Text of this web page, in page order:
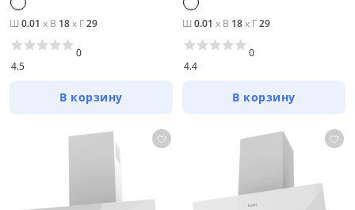
Ш 0.01 x В 18x Г29
4.5
0
В корзину
Ш 0.01 x В 18x Г29
4.4
0
В корзину